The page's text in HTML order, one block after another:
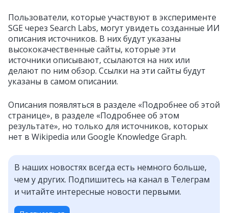
Пользователи, которые участвуют в эксперименте
SGE через Search Labs, могут увидеть созданные ИИ
описания источников. В них будут указаны
высококачественные сайты, которые эти
источники описывают, ссылаются на них или
делают по ним обзор. Ссылки на эти сайты будут
указаны в самом описании.
Описания появляться в разделе «Подробнее об этой
странице», в разделе «Подробнее об этом
результате», но только для источников, которых
нет в Wikipedia или Google Knowledge Graph.
В наших новостях всегда есть немного больше,
чем у других. Подпишитесь на канал в Телеграм
и читайте интересные новости первыми.